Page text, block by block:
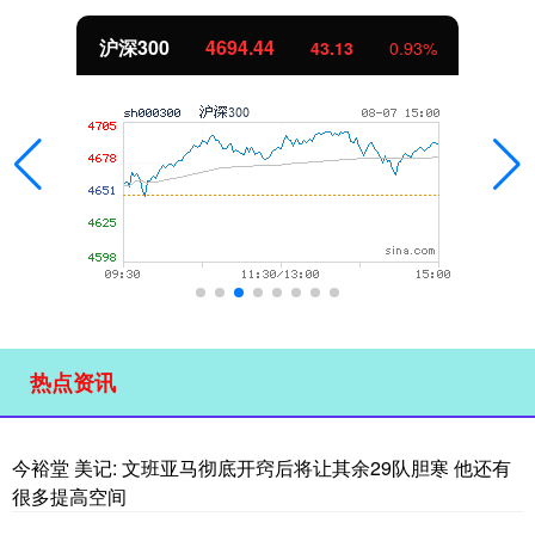
北证50 1134.24 11.37 1.01%
热点资讯
今裕堂 美记: 文班亚马彻底开窍后将让其余29队胆寒 他还有
很多提高空间